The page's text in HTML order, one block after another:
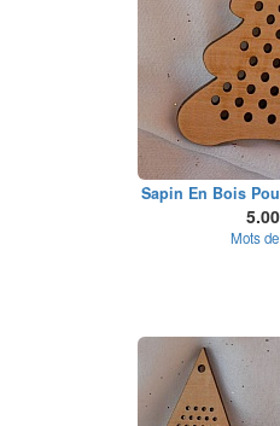
Sapin En Bois
Mots